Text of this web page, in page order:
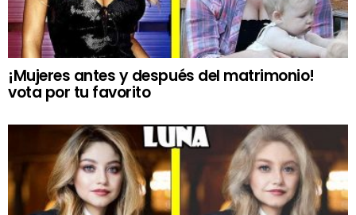
¡Mujeres antes y después del matrimonio!
vota por tu favorito